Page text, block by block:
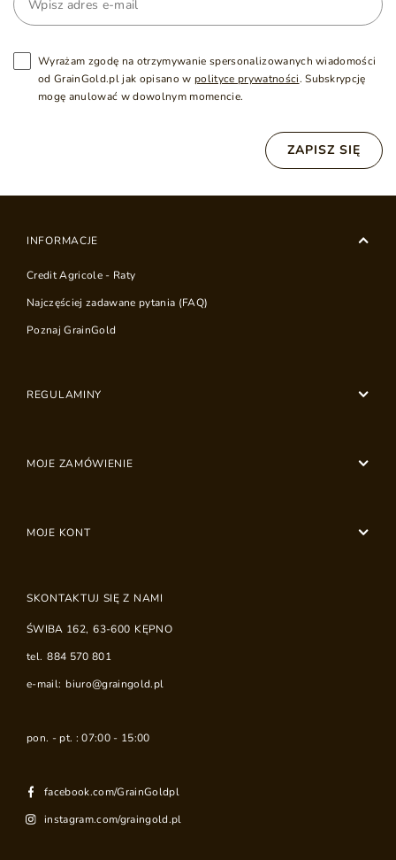
Wyrażam zgodę na otrzymywanie spersonalizowanych wiadomości
od GrainGold.pl jak opisano w polityce prywatności. Subskrypcję
mogę anulować w dowolnym momencie.
ZAPISZ SIĘ
INFORMACJE
Credit Agricole - Raty
Najczęściej zadawane pytania (FAQ)
Poznaj GrainGold
REGULAMINY
MOJE ZAMÓWIENIE
MOJE KONT
SKONTAKTUJ SIĘ Z NAMI
ŚWIBA 162, 63-600 KĘPNO
tel. 884 570 801
e-mail: biuro@graingold.pl
pon. - pt. : 07:00 - 15:00
facebook.com/GrainGoldpl
instagram.com/graingold.pl